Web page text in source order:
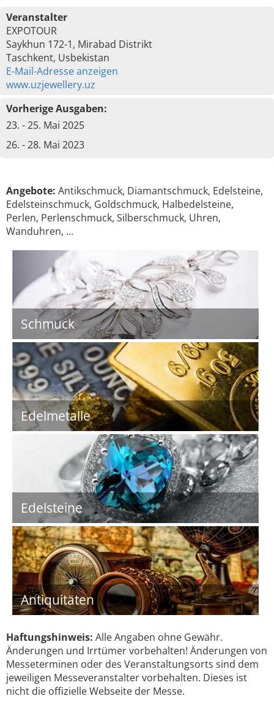
Veranstalter
EXPOTOUR
Saykhun 172-1, Mirabad Distrikt
Taschkent, Usbekistan
E-Mail-Adresse anzeigen
www.uzjewellery.uz
Vorherige Ausgaben:
23. - 25. Mai 2025
26. - 28. Mai 2023
Angebote: Antikschmuck, Diamantschmuck, Edelsteine,
Edelsteinschmuck, Goldschmuck, Halbedelsteine,
Perlen, Perlenschmuck, Silberschmuck, Uhren,
Wanduhren, …
Schmuck
Edelmetalle
Edelsteine
Antiquitäten
Haftungshinweis: Alle Angaben ohne Gewähr.
Änderungen und Irrtümer vorbehalten! Änderungen von
Messeterminen oder des Veranstaltungsorts sind dem
jeweiligen Messeveranstalter vorbehalten. Dieses ist
nicht die offizielle Webseite der Messe.